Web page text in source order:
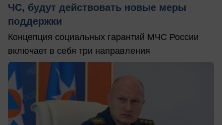
ЧС, будут действовать новые меры
поддержки
Концепция социальных гарантий МЧС России
включает в себя три направления